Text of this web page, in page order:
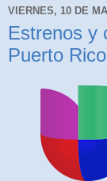
VIERNES, 10 DE
Estrenos y
Puerto Rico